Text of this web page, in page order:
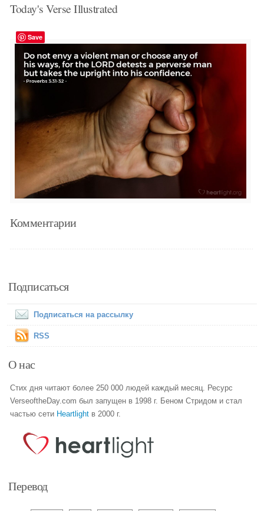
Today's Verse Illustrated
Save
Комментарии
Подписаться
Подписаться на рассылку
RSS
О нас
Стих дня читают более 250 000 людей каждый месяц. Ресурс
VerseoftheDay.com был запущен в 1998 г. Беном Стридом и стал
частью сети Heartlight в 2000 г.
Перевод